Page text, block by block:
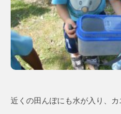
近くの田んぼにも水が入り、